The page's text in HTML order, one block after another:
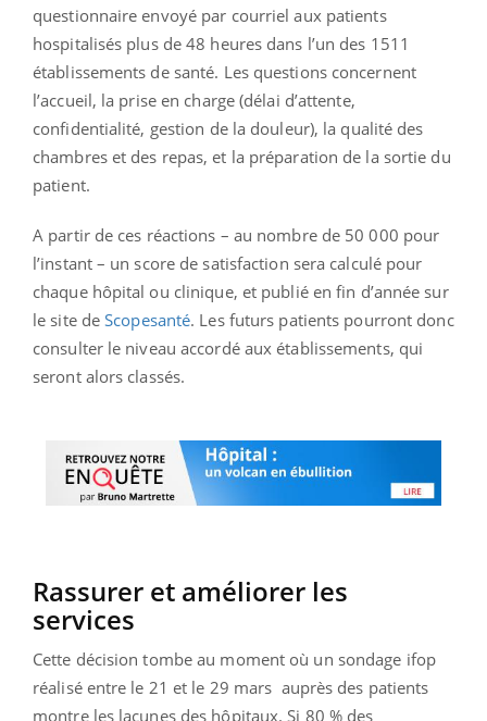
questionnaire envoyé par courriel aux patients
hospitalisés plus de 48 heures dans l’un des 1511
établissements de santé. Les questions concernent
l’accueil, la prise en charge (délai d’attente,
confidentialité, gestion de la douleur), la qualité des
chambres et des repas, et la préparation de la sortie du
patient.
A partir de ces réactions – au nombre de 50 000 pour
l’instant – un score de satisfaction sera calculé pour
chaque hôpital ou clinique, et publié en fin d’année sur
le site deScopesanté. Les futurs patients pourront donc
consulter le niveau accordé aux établissements, qui
seront alors classés.
Rassurer et améliorer les
services
Cette décision tombe au moment où un sondage ifop
réalisé entre le 21 et le 29 mars auprès des patients
montre les lacunes des hôpitaux. Si 80 % des